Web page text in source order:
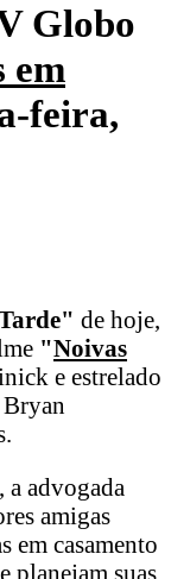
Globo
em
feira,
de hoje,
"Noivas
e estrelado
a advogada
amigas
em casamento
planejam suas